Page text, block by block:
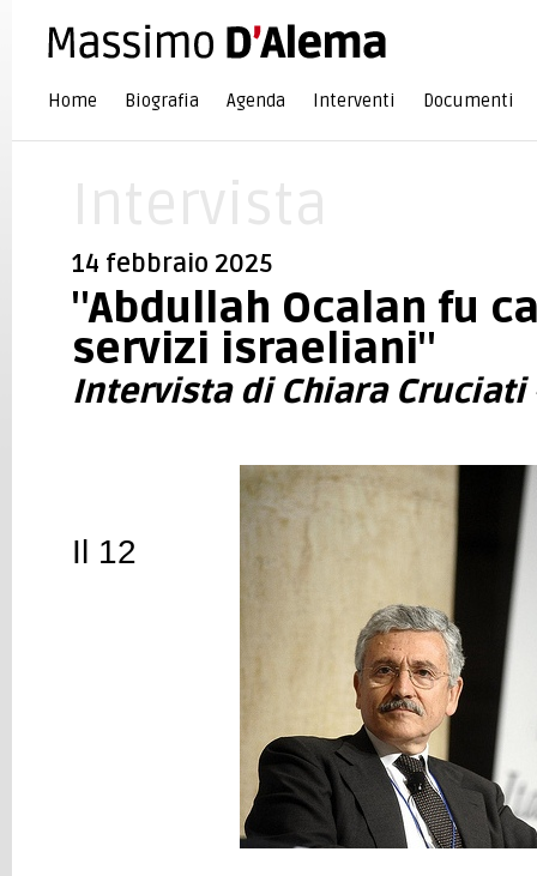
Home Biografia Agenda Interventi Documenti
14 febbraio 2025
"Abdullah Ocalan fu
servizi israeliani"
Intervista di Chiara
Il 12